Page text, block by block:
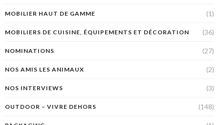
MOBILIER HAUT DE GAMME (1)
MOBILIERS DE CUISINE, ÉQUIPEMENTS ET DÉCORATION (36)
NOMINATIONS (27)
NOS AMIS LES ANIMAUX (2)
NOS INTERVIEWS (3)
OUTDOOR – VIVRE DEHORS (148)